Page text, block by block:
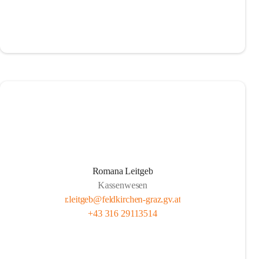
Romana Leitgeb
Kassenwesen
r.leitgeb@feldkirchen-graz.gv.at
+43 316 29113514